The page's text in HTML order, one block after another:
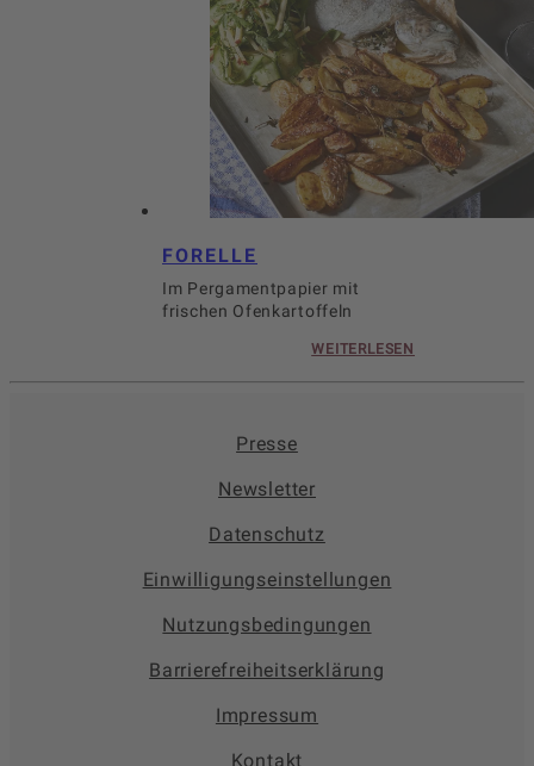
FORELLE
Im Pergamentpapier mit
frischen Ofenkartoffeln
WEITERLESEN
Presse
Newsletter
Datenschutz
Einwilligungseinstellungen
Nutzungsbedingungen
Barrierefreiheitserklärung
Impressum
Kontakt